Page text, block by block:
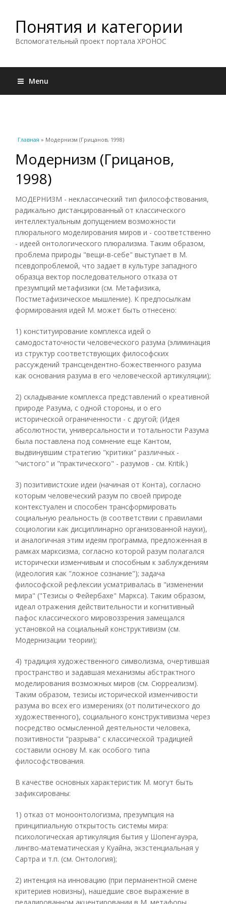
Понятия и категории
Вспомогательный проект портала ХРОНОС
Menu
Вы здесь
Главная » Модернизм (Грицанов, 1998)
Модернизм (Грицанов,
1998)
МОДЕРНИЗМ - неклассический тип философствования,
радикально дистанцированный от классического
интеллектуальным допущением возможности
плюрального моделирования миров и - соответственно
- идеей онтологического плюрализма. Таким образом,
проблема природы "вещи-в-себе" выступает в М.
псевдопроблемой, что задает в культуре западного
образца вектор последовательного отказа от
презумпций метафизики (см. Метафизика,
Постметафизическое мышление). К предпосылкам
формирования идей М. может быть отнесено:
1) конституирование комплекса идей о
самодостаточности человеческого разума (элиминация
из структур соответствующих философских
рассуждений трансцендентно-божественного разума
как основания разума в его человеческой артикуляции);
2) складывание комплекса представлений о креативной
природе Разума, с одной стороны, и о его
исторической ограниченности - с другой; (Идея
абсолютности, универсальности и тотальности Разума
была поставлена под сомнение еще Кантом,
выдвинувшим стратегию "критики" различных -
"чистого" и "практического" - разумов - см. Kritik.)
3) позитивистские идеи (начиная от Конта), согласно
которым человеческий разум по своей природе
контекстуален и способен трансформировать
социальную реальность (в соответствии с правилами
социологии как дисциплинарно организованной науки),
и аналогичная этим идеям программа, предложенная в
рамках марксизма, согласно которой разум полагался
исторически изменчивым и способным к заблуждениям
(идеология как "ложное сознание"); задача
философской рефлексии усматривалась в "изменении
мира" ("Тезисы о Фейербахе" Маркса). Таким образом,
идеал отражения действительности и когнитивный
пафос классического мировоззрения замещался
установкой на социальный конструктивизм (см.
Модернизации теории);
4) традиция художественного символизма, очертившая
пространство и задавшая механизмы абстрактного
моделирования возможных миров (см. Сюрреализм).
Таким образом, тезисы исторической изменчивости
разума во всех его измерениях (от политического до
художественного), социального конструктивизма через
посредство осмысленной деятельности человека,
позитивности "разрыва" с классической традицией
составили основу М. как особого типа
философствования.
В качестве основных характеристик М. могут быть
зафиксированы:
1) отказ от моноонтологизма, презумпция на
принципиальную открытость системы мира:
психологическая артикуляция бытия у Шопенгауэра,
лингво-математическая у Куайна, экзстенциальная у
Сартра и т.п. (см. Онтология);
2) интенция на инновацию (при перманентной смене
критериев новизны), нашедшие свое выражение в
педалированном акцентировании в М. метафоры